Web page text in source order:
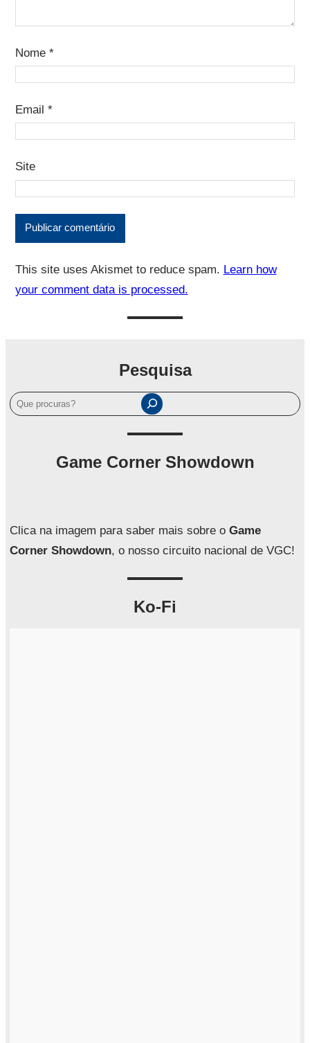
Nome *
Email *
Site
This site uses Akismet to reduce spam. Learn how
your comment data is processed.
Pesquisa
P
e
a
r
Game Corner Showdown
Clica na imagem para saber mais sobre o Game
Corner Showdown, o nosso circuito nacional de VGC!
Ko-Fi